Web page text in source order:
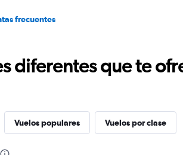
frecuentes
diferentes que te
Vuelos populares Vuelos por clase